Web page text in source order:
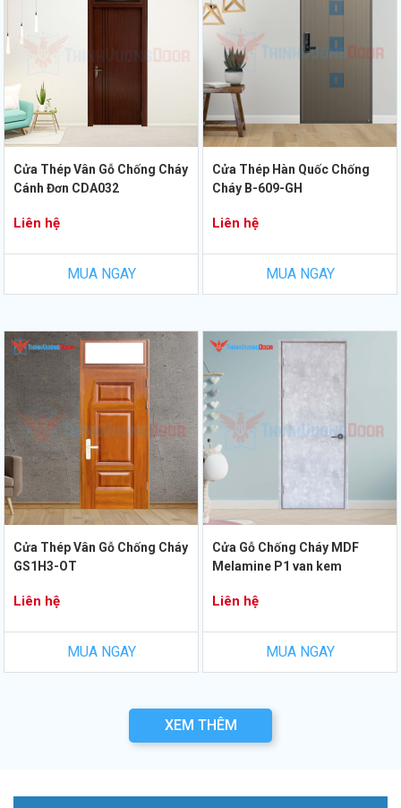
Cửa Thép Vân Gỗ Chống Cháy
Cánh Đơn CDA032
Liên hệ
MUA NGAY
Cửa Thép Hàn Quốc Chống
Cháy B-609-GH
Liên hệ
MUA NGAY
Cửa Thép Vân Gỗ Chống Cháy
GS1H3-OT
Liên hệ
MUA NGAY
Cửa Gỗ Chống Cháy MDF
Melamine P1 van kem
Liên hệ
MUA NGAY
XEM THÊM